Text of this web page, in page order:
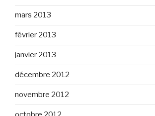
mars 2013
février 2013
janvier 2013
décembre 2012
novembre 2012